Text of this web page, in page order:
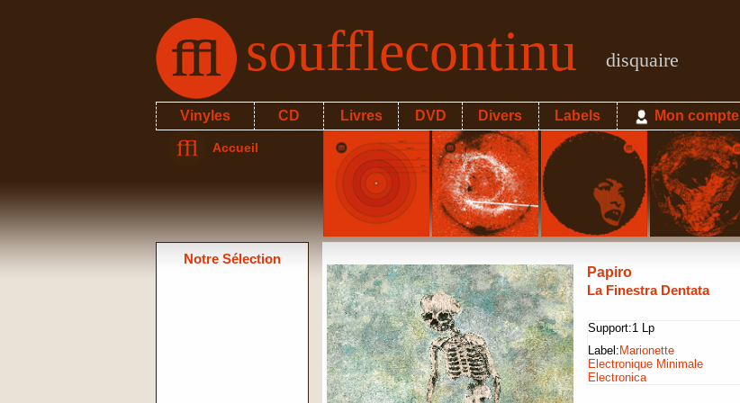
soufflecontinu disquaire
Vinyles CD Livres DVD Divers Labels Mon compte
Accueil
Notre Sélection
Papiro
La Finestra Dentata
Support:1 Lp
Label: Marionette
Electronique Minimale
Electronica